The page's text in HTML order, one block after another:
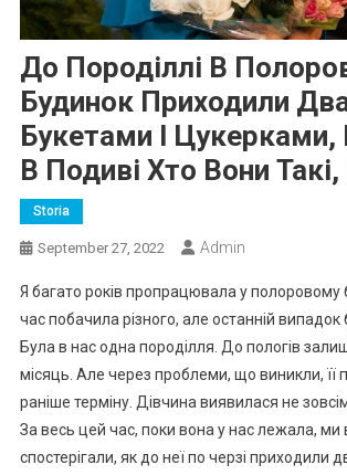
До Породіллі В
Будинок Приходили
Букетами І Цукерками,
В Подиві Хто Вони
Storia
September 27, 2022 Admin
Я багато років пропрацювала у полоровому
час побачила різного, але останній випадок
Була в нас одна породілля. До пологів
місяць. Але через проблеми, що виникли, її
раніше терміну. Дівчина виявилася не
За весь цей час, поки вона у нас лежала, ми
спостерігали, як до неї по черзі приходили